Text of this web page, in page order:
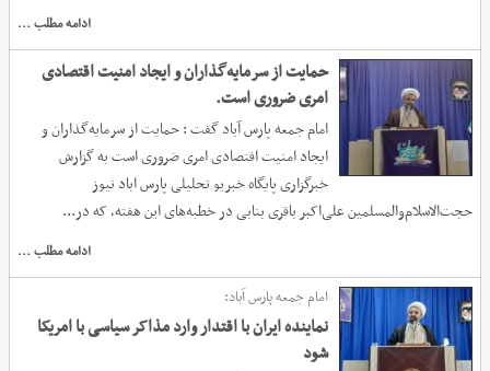
ادامه مطلب ...
حمایت از سرمایه‌گذاران و ایجاد امنیت اقتصادی
امری ضروری است.
امام جمعه پارس آباد گفت : حمایت از سرمایه‌گذاران و
ایجاد امنیت اقتصادی امری ضروری است به گزارش
خبرگزاری پایگاه خبریو تحلیلی پارس اباد نیوز
حجت‌الاسلام‌والمسلمین علی‌اکبر باقری بنابی در خطبه‌های این هفته، که در...
ادامه مطلب ...
امام جمعه پارس آباد:
نماینده ایران با اقتدار وارد مذاکر سیاسی با امریکا
شود